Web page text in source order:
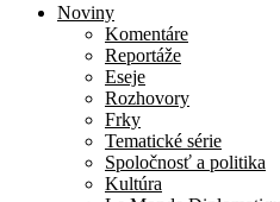
Noviny
Komentáre
Reportáže
Eseje
Rozhovory
Frky
Tematické série
Spoločnosť a politika
Kultúra